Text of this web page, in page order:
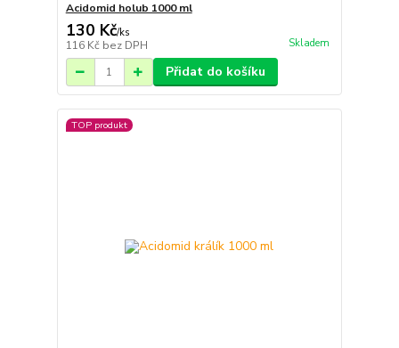
Acidomid holub 1000 ml
130 Kč/ks
116 Kč bez DPH Skladem
Přidat do košíku
TOP produkt